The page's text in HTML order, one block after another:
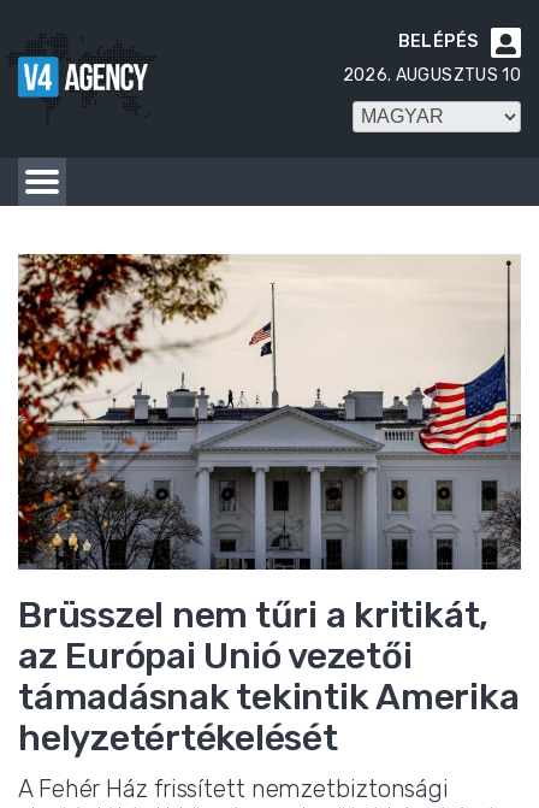

BELÉPÉS
2026. AUGUSZTUS 10
Brüsszel nem tűri a kritikát,
az Európai Unió vezetői
támadásnak tekintik Amerika
helyzetértékelését
A Fehér Ház frissített nemzetbiztonsági